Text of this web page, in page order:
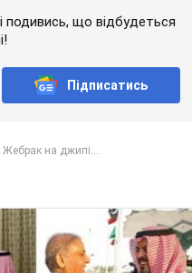
та Пакистан
НАТО: що відомо